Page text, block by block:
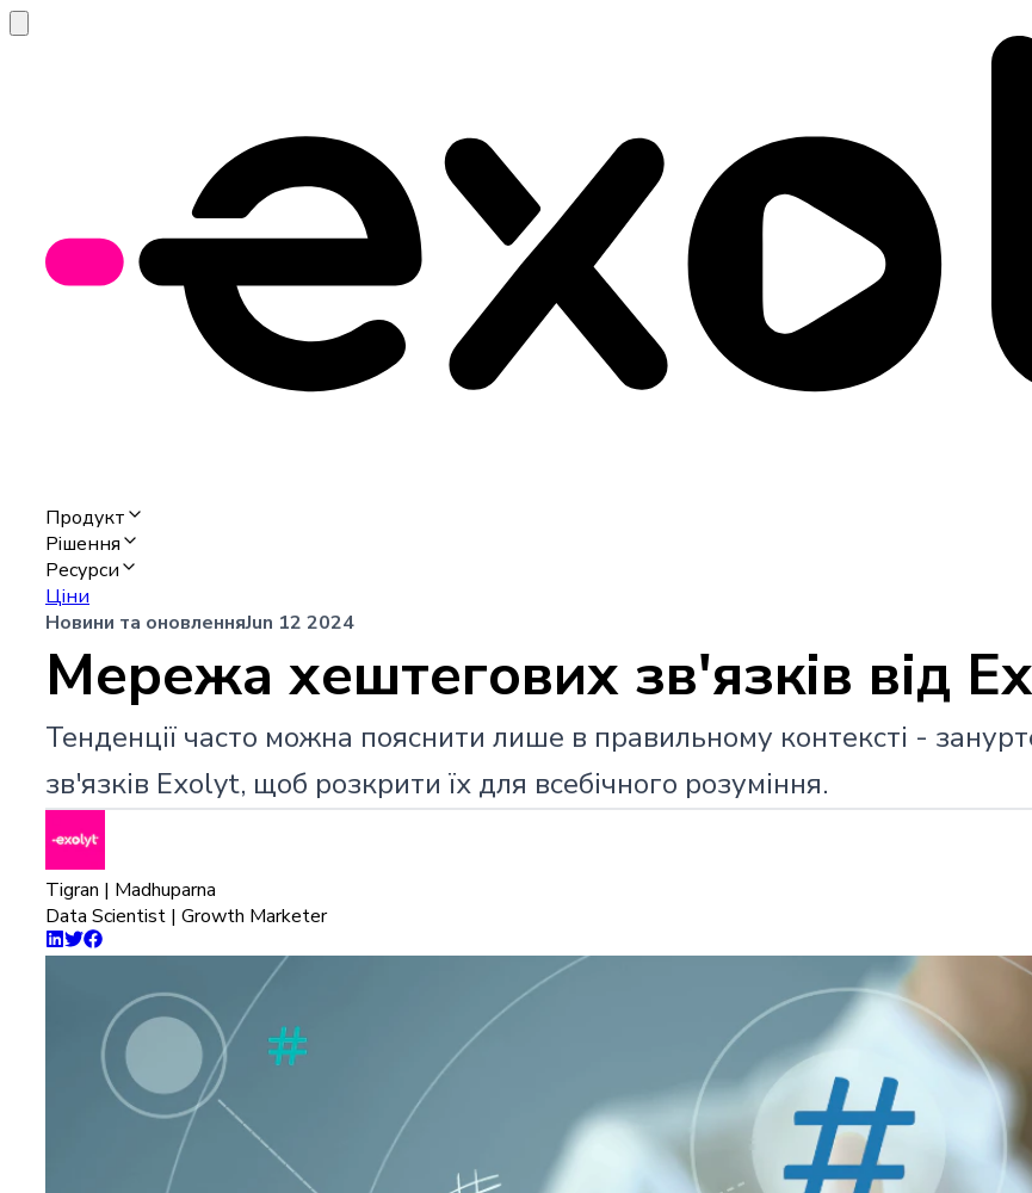
Продукт
Рішення
Ресурси
Ціни
Новини та оновленняJun 12 2024
Мережа хештегових зв'язків від
Тенденції часто можна пояснити лише в правильному контексті -
зв'язків Exolyt, щоб розкрити їх для всебічного розуміння.
Tigran | Madhuparna
Data Scientist | Growth Marketer